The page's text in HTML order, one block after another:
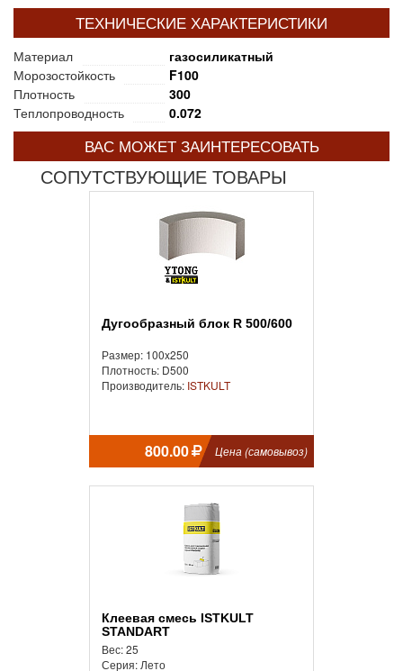
ТЕХНИЧЕСКИЕ ХАРАКТЕРИСТИКИ
Материал
газосиликатный
Морозостойкость
F100
Плотность
300
Теплопроводность
0.072
ВАС МОЖЕТ ЗАИНТЕРЕСОВАТЬ
СОПУТСТВУЮЩИЕ ТОВАРЫ
Дугообразный блок R 500/600
Размер: 100x250
Плотность: D500
Производитель: ISTKULT
800.00 Цена (самовывоз)
Клеевая смесь ISTKULT
STANDART
Вес: 25
Серия: Лето